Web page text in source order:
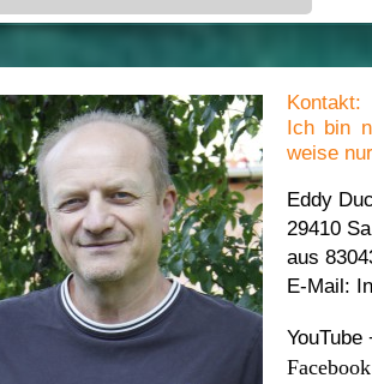
Kontakt:
Ich bin
weise
Eddy
29410
aus
E-Mail: